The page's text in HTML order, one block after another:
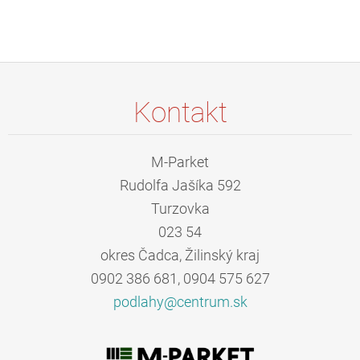
Kontakt
M-Parket
Rudolfa Jašíka 592
Turzovka
023 54
okres Čadca, Žilinský kraj
0902 386 681, 0904 575 627
podlahy@centrum.sk